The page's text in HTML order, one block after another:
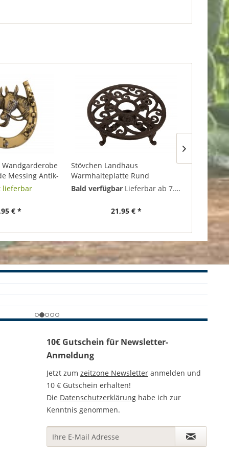
Messing Antik-
lieferbar
€ *
Stövchen Landhaus
Warmhalteplatte Rund
Gusseisen Rechaud Antik-Stil
Braun 18,5cm
Bald verfügbar Lieferbar ab 7. August 2026
21,95 € *
10€ Gutschein für Newsletter-
Anmeldung
Jetzt zum zeitzone Newsletter anmelden und
10 € Gutschein erhalten!
Die Datenschutzerklärung habe ich zur
Kenntnis genommen.